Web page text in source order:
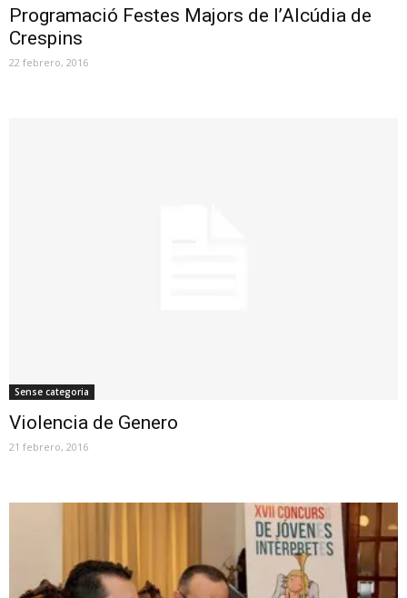
Programació Festes Majors de l’Alcúdia de
Crespins
22 febrero, 2016
Sense categoria
Violencia de Genero
21 febrero, 2016